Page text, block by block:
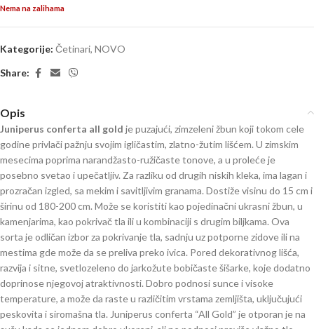
Nema na zalihama
Kategorije: Četinari, NOVO
Share:
Opis
Juniperus conferta all gold je puzajući, zimzeleni žbun koji tokom cele
godine privlači pažnju svojim igličastim, zlatno-žutim lišćem. U zimskim
mesecima poprima narandžasto-ružičaste tonove, a u proleće je
posebno svetao i upečatljiv. Za razliku od drugih niskih kleka, ima lagan i
prozračan izgled, sa mekim i savitljivim granama. Dostiže visinu do 15 cm i
širinu od 180-200 cm. Može se koristiti kao pojedinačni ukrasni žbun, u
kamenjarima, kao pokrivač tla ili u kombinaciji s drugim biljkama. Ova
sorta je odličan izbor za pokrivanje tla, sadnju uz potporne zidove ili na
mestima gde može da se preliva preko ivica. Pored dekorativnog lišća,
razvija i sitne, svetlozeleno do jarkožute bobičaste šišarke, koje dodatno
doprinose njegovoj atraktivnosti. Dobro podnosi sunce i visoke
temperature, a može da raste u različitim vrstama zemljišta, uključujući
peskovita i siromašna tla. Juniperus conferta “All Gold” je otporan je na